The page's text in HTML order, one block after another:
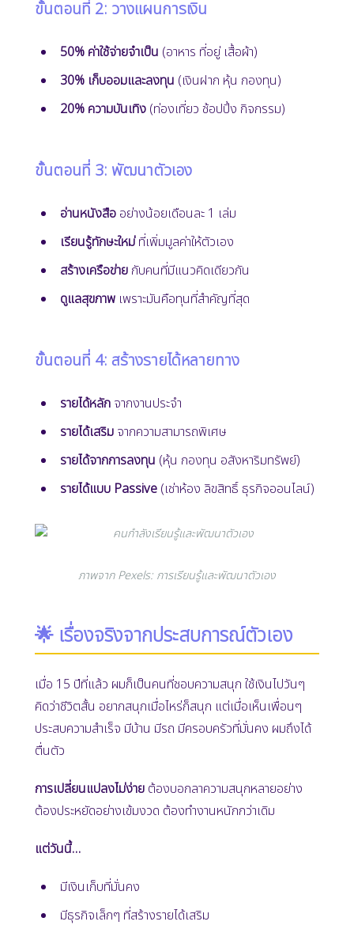
ขั้นตอนที่ 2: วางแผนการเงิน
50% ค่าใช้จ่ายจำเป็น (อาหาร ที่อยู่ เสื้อผ้า)
30% เก็บออมและลงทุน (เงินฝาก หุ้น กองทุน)
20% ความบันเทิง (ท่องเที่ยว ช้อปปิ้ง กิจกรรม)
ขั้นตอนที่ 3: พัฒนาตัวเอง
อ่านหนังสือ อย่างน้อยเดือนละ 1 เล่ม
เรียนรู้ทักษะใหม่ที่เพิ่มมูลค่าให้ตัวเอง
สร้างเครือข่าย กับคนที่มีแนวคิดเดียวกัน
ดูแลสุขภาพ เพราะมันคือทุนที่สำคัญที่สุด
ขั้นตอนที่ 4: สร้างรายได้หลายทาง
รายได้หลัก จากงานประจำ
รายได้เสริม จากความสามารถพิเศษ
รายได้จากการลงทุน (หุ้น กองทุน อสังหาริมทรัพย์)
รายได้แบบ Passive (เช่าห้อง ลิขสิทธิ์ ธุรกิจออนไลน์)
ภาพจาก Pexels: การเรียนรู้และพัฒนาตัวเอง
🌟 เรื่องจริงจากประสบการณ์ตัวเอง
เมื่อ 15 ปีที่แล้ว ผมก็เป็นคนที่ชอบความสนุก ใช้เงินไปวันๆ
คิดว่าชีวิตสั้น อยากสนุกเมื่อไหร่ก็สนุก แต่เมื่อเห็นเพื่อนๆ
ประสบความสำเร็จ มีบ้าน มีรถ มีครอบครัวที่มั่นคง ผมถึงได้
ตื่นตัว
การเปลี่ยนแปลงไม่ง่าย ต้องบอกลาความสนุกหลายอย่าง
ต้องประหยัดอย่างเข้มงวด ต้องทำงานหนักกว่าเดิม
แต่วันนี้…
มีเงินเก็บที่มั่นคง
มีธุรกิจเล็กๆ ที่สร้างรายได้เสริม